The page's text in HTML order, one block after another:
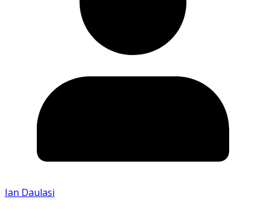
Ian Daulasi